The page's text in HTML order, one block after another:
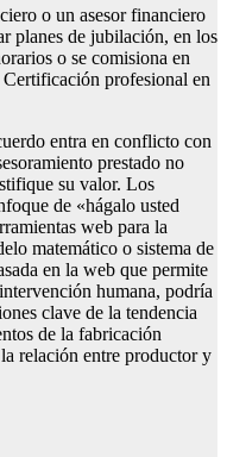
o un asesor financiero
planes de jubilación, en los
o se comisiona en
profesional en
entra en conflicto con
prestado no
su valor. Los
de «hágalo usted
web para la
matemático o sistema de
en la web que permite
humana, podría
clave de la tendencia
de la fabricación
relación entre productor y